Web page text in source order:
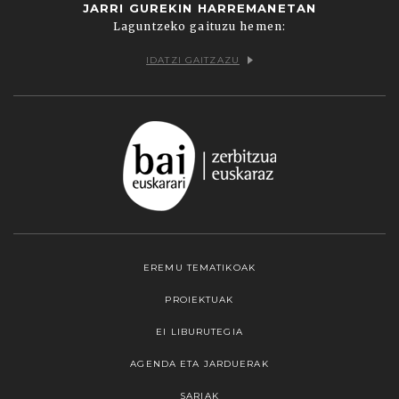
JARRI GUREKIN HARREMANETAN
Laguntzeko gaituzu hemen:
IDATZI GAITZAZU
EREMU TEMATIKOAK
PROIEKTUAK
EI LIBURUTEGIA
AGENDA ETA JARDUERAK
SARIAK